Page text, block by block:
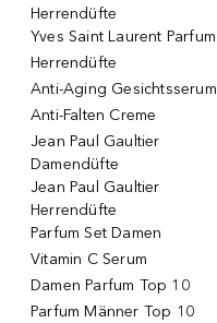
Herrendüfte
Yves Saint Laurent Parfum
Herrendüfte
Anti-Aging Gesichtsserum
Anti-Falten Creme
Jean Paul Gaultier
Damendüfte
Jean Paul Gaultier
Herrendüfte
Parfum Set Damen
Vitamin C Serum
Damen Parfum Top 10
Parfum Männer Top 10